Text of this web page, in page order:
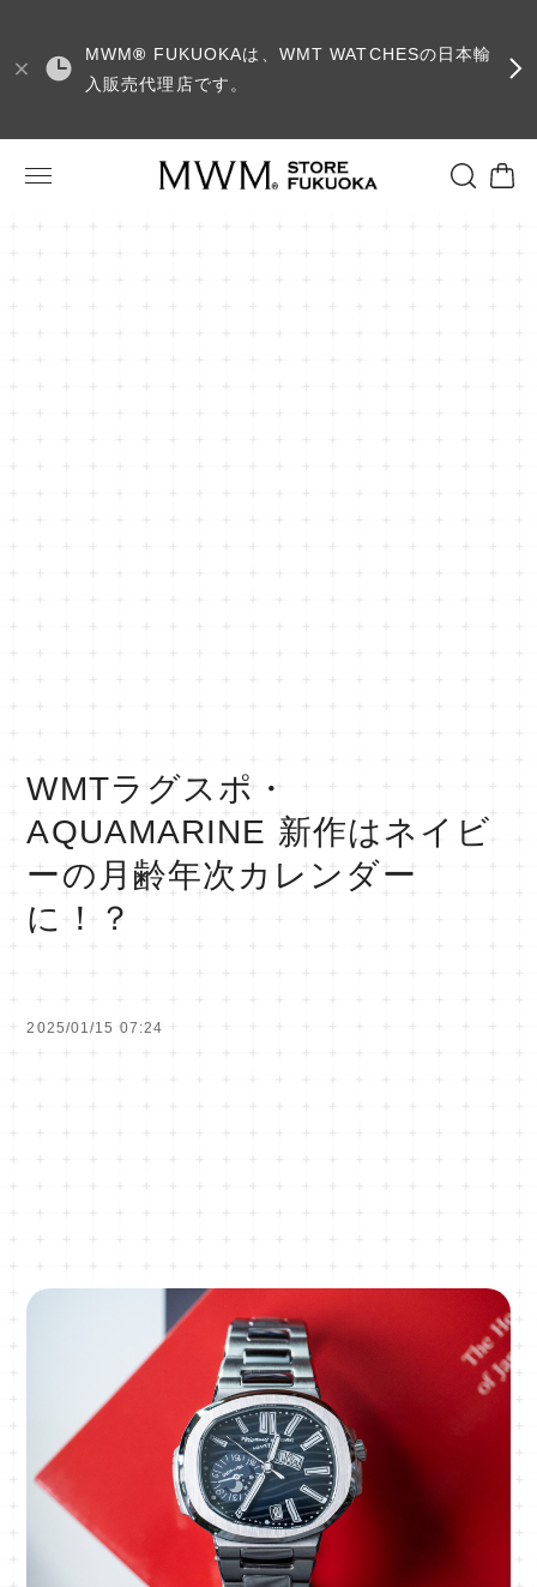
MWM® FUKUOKAは、WMT WATCHESの日本輸
入販売代理店です。
WMTラグスポ・
AQUAMARINE 新作はネイビ
ーの月齢年次カレンダー
に！？
2025/01/15 07:24